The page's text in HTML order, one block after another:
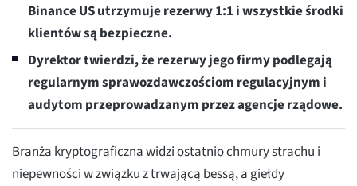
Binance US utrzymuje rezerwy 1:1 i wszystkie środki
klientów są bezpieczne.
Dyrektor twierdzi, że rezerwy jego firmy podlegają
regularnym sprawozdawczościom regulacyjnym i
audytom przeprowadzanym przez agencje rządowe.
Branża kryptograficzna widzi ostatnio chmury strachu i
niepewności w związku z trwającą bessą, a giełdy